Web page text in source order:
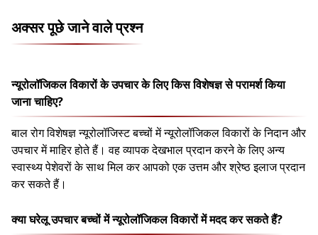
अक्सर पूछे जाने वाले प्रश्न
न्यूरोलॉजिकल विकारों के उपचार के लिए किस विशेषज्ञ से परामर्श किया
जाना चाहिए?
बाल रोग विशेषज्ञ न्यूरोलॉजिस्ट बच्चों में न्यूरोलॉजिकल विकारों के निदान और
उपचार में माहिर होते हैं। वह व्यापक देखभाल प्रदान करने के लिए अन्य
स्वास्थ्य पेशेवरों के साथ मिल कर आपको एक उत्तम और श्रेष्ठ इलाज प्रदान
कर सकते हैं।
क्या घरेलू उपचार बच्चों में न्यूरोलॉजिकल विकारों में मदद कर सकते हैं?